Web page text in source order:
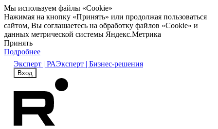
Мы используем файлы «Cookie»
Нажимая на кнопку «Принять» или продолжая пользоваться
сайтом, Вы соглашаетесь на обработку файлов «Cookie» и
данных метрической системы Яндекс.Метрика
Принять
Подробнее
Эксперт | РАЭксперт | Бизнес-решения
Вход